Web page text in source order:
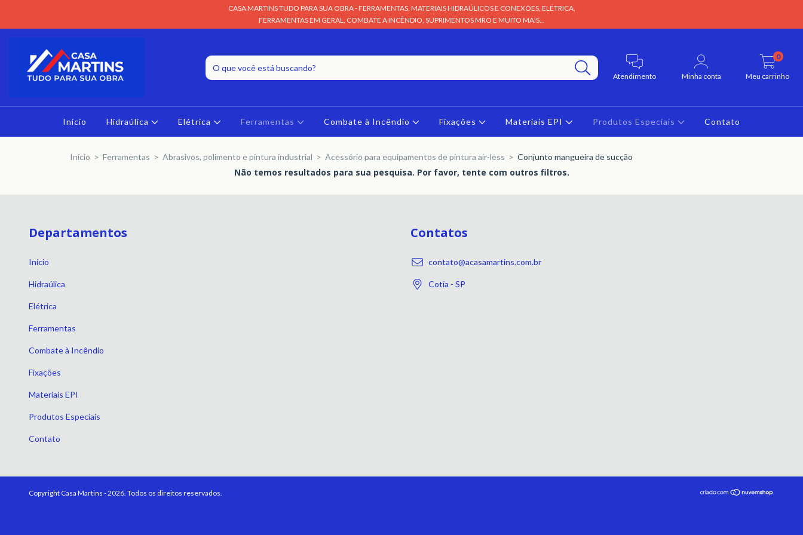
CASA MARTINS TUDO PARA SUA OBRA - FERRAMENTAS, MATERIAIS HIDRAÚLICOS E CONEXÕES, ELÉTRICA,
FERRAMENTAS EM GERAL, COMBATE A INCÊNDIO, SUPRIMENTOS MRO E MUITO MAIS...
Atendimento Minha conta Meu carrinho
0
Início Hidraúlica Elétrica Ferramentas Combate à Incêndio Fixações Materiais EPI Produtos Especiais Contato
Início > Ferramentas > Abrasivos, polimento e pintura industrial > Acessório para equipamentos de pintura air-less > Conjunto mangueira de sucção
Não temos resultados para sua pesquisa. Por favor, tente com outros filtros.
Departamentos
Início
Hidraúlica
Elétrica
Ferramentas
Combate à Incêndio
Fixações
Materiais EPI
Produtos Especiais
Contato
Contatos
contato@acasamartins.com.br
Cotia - SP
Copyright Casa Martins - 2026. Todos os direitos reservados.